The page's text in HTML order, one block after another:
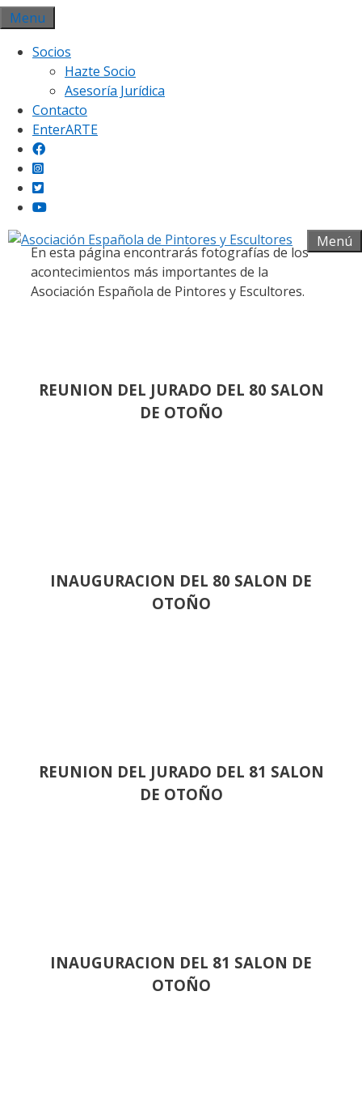
Saltar
al
contenido
Menu
Socios
Hazte Socio
Asesoría Jurídica
Contacto
EnterARTE
Menú
Galería fotográfica
En esta página encontrarás fotografías de los
acontecimientos más importantes de la
Asociación Española de Pintores y Escultores.
REUNION DEL JURADO DEL 80 SALON
DE OTOÑO
INAUGURACION DEL 80 SALON DE
OTOÑO
REUNION DEL JURADO DEL 81 SALON
DE OTOÑO
INAUGURACION DEL 81 SALON DE
OTOÑO